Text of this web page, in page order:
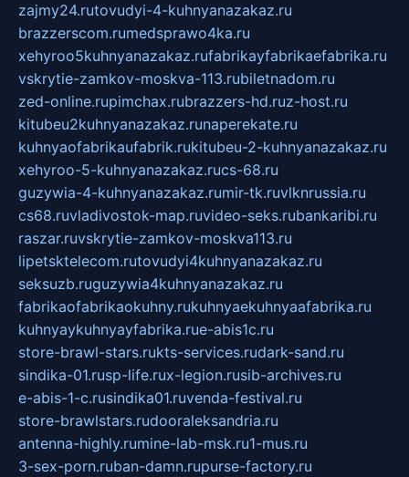
zajmy24.rutovudyi-4-kuhnyanazakaz.ru
brazzerscom.rumedsprawo4ka.ru
xehyroo5kuhnyanazakaz.rufabrikayfabrikaefabrika.ru
vskrytie-zamkov-moskva-113.rubiletnadom.ru
zed-online.rupimchax.rubrazzers-hd.ruz-host.ru
kitubeu2kuhnyanazakaz.runaperekate.ru
kuhnyaofabrikaufabrik.rukitubeu-2-kuhnyanazakaz.ru
xehyroo-5-kuhnyanazakaz.rucs-68.ru
guzywia-4-kuhnyanazakaz.rumir-tk.ruvlknrussia.ru
cs68.ruvladivostok-map.ruvideo-seks.rubankaribi.ru
raszar.ruvskrytie-zamkov-moskva113.ru
lipetsktelecom.rutovudyi4kuhnyanazakaz.ru
seksuzb.ruguzywia4kuhnyanazakaz.ru
fabrikaofabrikaokuhny.rukuhnyaekuhnyaafabrika.ru
kuhnyaykuhnyayfabrika.rue-abis1c.ru
store-brawl-stars.rukts-services.rudark-sand.ru
sindika-01.rusp-life.rux-legion.rusib-archives.ru
e-abis-1-c.rusindika01.ruvenda-festival.ru
store-brawlstars.rudooraleksandria.ru
antenna-highly.rumine-lab-msk.ru1-mus.ru
3-sex-porn.ruban-damn.rupurse-factory.ru